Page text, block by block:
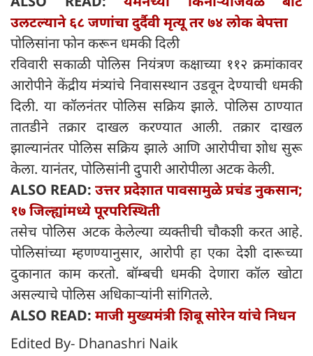
उलटल्याने ६८ जणांचा दुर्दैवी मृत्यू तर ७४ लोक बेपत्ता
पोलिसांना फोन करून धमकी दिली
रविवारी सकाळी पोलिस नियंत्रण कक्षाच्या ११२ क्रमांकावर
आरोपीने केंद्रीय मंत्र्यांचे निवासस्थान उडवून देण्याची धमकी
दिली. या कॉलनंतर पोलिस सक्रिय झाले. पोलिस ठाण्यात
तातडीने तक्रार दाखल करण्यात आली. तक्रार दाखल
झाल्यानंतर पोलिस सक्रिय झाले आणि आरोपीचा शोध सुरू
केला. यानंतर, पोलिसांनी दुपारी आरोपीला अटक केली.
ALSO READ: उत्तर प्रदेशात पावसामुळे प्रचंड नुकसान;
१७ जिल्ह्यांमध्ये पूरपरिस्थिती
तसेच पोलिस अटक केलेल्या व्यक्तीची चौकशी करत आहे.
पोलिसांच्या म्हणण्यानुसार, आरोपी हा एका देशी दारूच्या
दुकानात काम करतो. बॉम्बची धमकी देणारा कॉल खोटा
असल्याचे पोलिस अधिकाऱ्यांनी सांगितले.
ALSO READ: माजी मुख्यमंत्री शिबू सोरेन यांचे निधन
Edited By- Dhanashri Naik